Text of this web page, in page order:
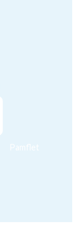
Pamflet